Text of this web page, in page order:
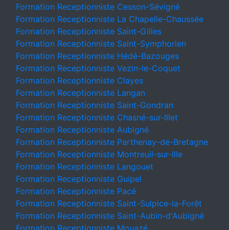
Formation Receptionniste Cesson-Sévigné
Formation Receptionniste La Chapelle-Chaussée
Formation Receptionniste Saint-Gilles
Formation Receptionniste Saint-Symphorien
Formation Receptionniste Hédé-Bazouges
Formation Receptionniste Vezin-le-Coquet
Formation Receptionniste Clayes
Formation Receptionniste Langan
Formation Receptionniste Saint-Gondran
Formation Receptionniste Chasné-sur-Illet
Formation Receptionniste Aubigné
Formation Receptionniste Parthenay-de-Bretagne
Formation Receptionniste Montreuil-sur-Ille
Formation Receptionniste Langouet
Formation Receptionniste Guipel
Formation Receptionniste Pacé
Formation Receptionniste Saint-Sulpice-la-Forêt
Formation Receptionniste Saint-Aubin-d'Aubigné
Formation Receptionniste Mouazé